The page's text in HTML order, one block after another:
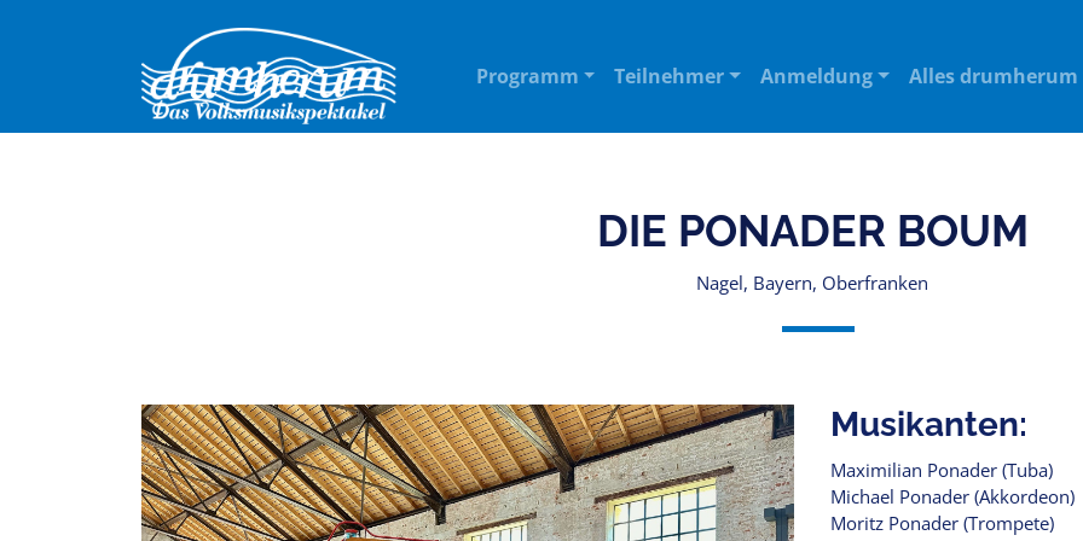
Programm Teilnehmer Anmeldung Alles drumherum
DIE PONADER BOUM
Nagel, Bayern, Oberfranken
Musikanten:
Maximilian Ponader (Tuba)
Michael Ponader (Akkordeon)
Moritz Ponader (Trompete)